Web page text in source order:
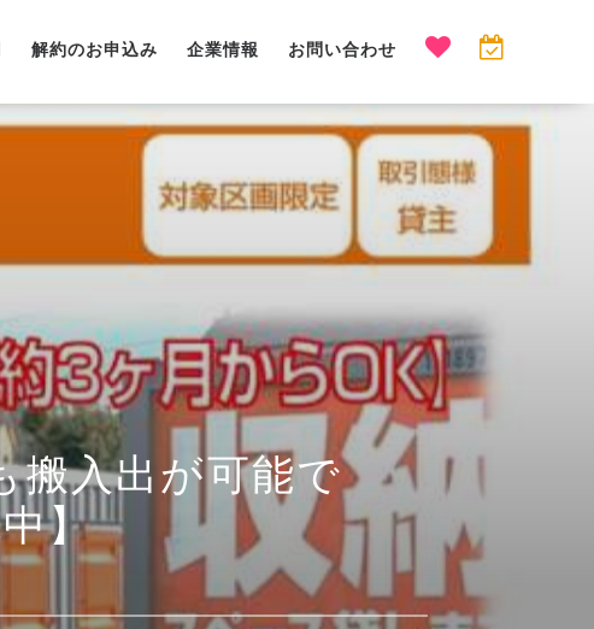
解約のお申込み 企業情報 お問い合わせ
搬入出が可能で
】